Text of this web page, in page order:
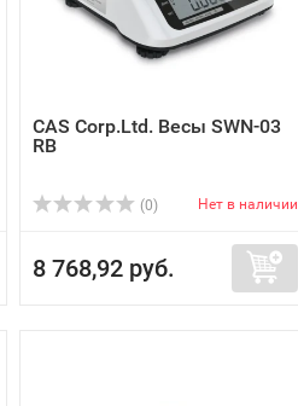
CAS Corp.Ltd. Весы SWN-03
RB
(0) Нет в наличии
8 768,92 руб.